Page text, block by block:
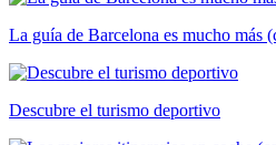
La guía de Barcelona es mucho más
Descubre el turismo deportivo